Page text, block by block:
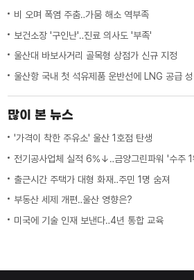
비 오며 폭염 주춤‥가뭄 해소 역부족
보건소장 '구인난'‥진료 의사도 '부족'
울산대 바보사거리 골목형 상점가 신규 지정
울산항 국내 첫 석유제품 운반선에 LNG 공급
많이 본 뉴스
'가격이 착한 주유소' 울산 1호점 탄생
전기공사업체 실적 6%↓‥금양그린파워 '수주 1
출근시간 주택가 대형 화재‥주민 1명 숨져
부동산 세제 개편‥울산 영향은?
미국에 기술 인재 보낸다‥4년 통합 교육